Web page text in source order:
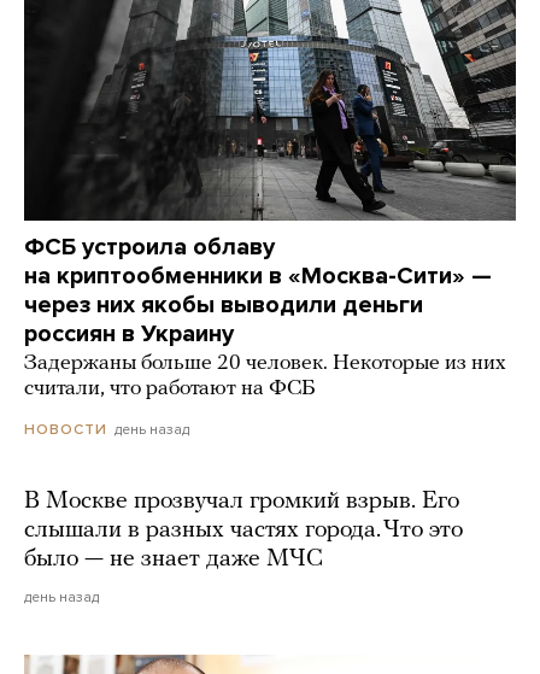
ФСБ устроила облаву
на криптообменники в «Москва-Сити» —
через них якобы выводили деньги
россиян в Украину
Задержаны больше 20 человек. Некоторые из них
считали, что работают на ФСБ
НОВОСТИ день назад
В Москве прозвучал громкий взрыв. Его
слышали в разных частях города. Что это
было — не знает даже МЧС
день назад